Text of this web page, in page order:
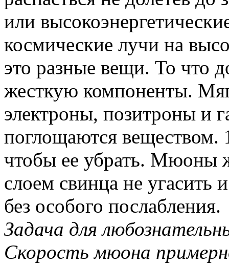
или
космические лучи на
это разные вещи. То что
жесткую компоненты.
электроны, позитроны и
поглощаются веществом.
чтобы ее убрать. Мюоны
слоем свинца не угасить
без особого послабления.
Задача для
Скорость мюона